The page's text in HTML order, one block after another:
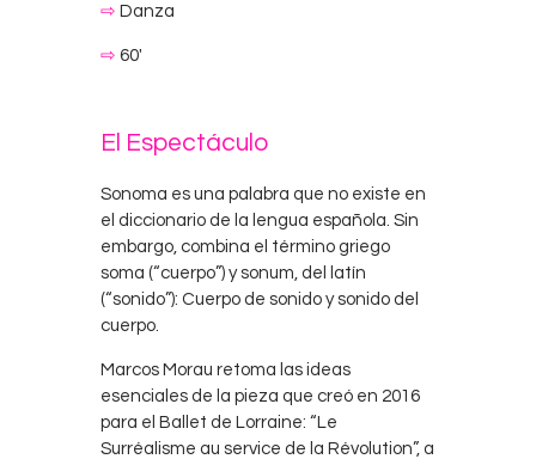
⇨ Danza
⇨ 60′
El Espectáculo
Sonoma es una palabra que no existe en
el diccionario de la lengua española. Sin
embargo, combina el término griego
soma (“cuerpo”) y sonum, del latín
(“sonido”): Cuerpo de sonido y sonido del
cuerpo.
Marcos Morau retoma las ideas
esenciales de la pieza que creó en 2016
para el Ballet de Lorraine: “Le
Surréalisme au service de la Révolution”, a